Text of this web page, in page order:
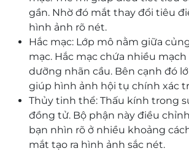
gần. Nhờ đó mắt thay đổi tiêu
hình ảnh rõ nét.
Hắc mạc: Lớp mô nằm giữa
mạc. Hắc mạc chứa nhiều
dưỡng nhãn cầu. Bên cạnh đó
giúp hình ảnh hội tụ chính xác
Thủy tinh thể: Thấu kính trong
đồng tử. Bộ phận này điều
bạn nhìn rõ ở nhiều khoảng
mắt tạo ra hình ảnh sắc nét.